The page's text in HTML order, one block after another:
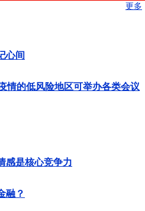
更多
心间
情的低风险地区可举办各类会议
感是核心竞争力
融？